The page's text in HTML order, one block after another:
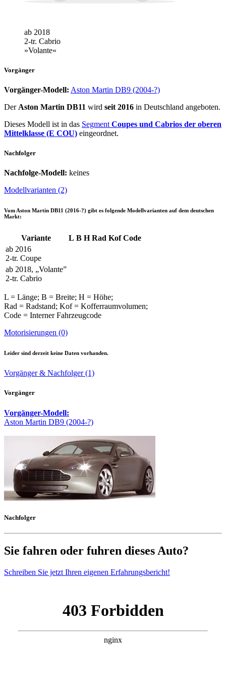
ab 2018
2-tr. Cabrio
»Volante«
Vorgänger
Vorgänger-Modell: Aston Martin DB9 (2004-?)
Der Aston Martin DB11 wird seit 2016 in Deutschland angeboten.
Dieses Modell ist in das Segment Coupes und Cabrios der oberen
Mittelklasse (E COU) eingeordnet.
Nachfolger
Nachfolge-Modell: keines
Modellvarianten (2)
Vom Aston Martin DB11 (2016-?) gibt es folgende Modellvarianten auf dem deutschen
Markt:
Variante L B H Rad Kof Code
ab 2016
2-tr. Coupe
ab 2018, „Volante”
2-tr. Cabrio
L = Länge; B = Breite; H = Höhe;
Rad = Radstand; Kof = Kofferraumvolumen;
Code = Interner Fahrzeugcode
Motorisierungen (0)
Leider sind derzeit keine Daten vorhanden.
Vorgänger & Nachfolger (1)
Vorgänger
Vorgänger-Modell:
Aston Martin DB9 (2004-?)
Nachfolger
Sie fahren oder fuhren dieses Auto?
Schreiben Sie jetzt Ihren eigenen Erfahrungsbericht!